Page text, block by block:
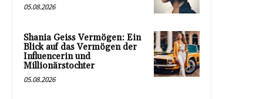
05.08.2026
Shania Geiss Vermögen: Ein
Blick auf das Vermögen der
Influencerin und
Millionärstochter
05.08.2026